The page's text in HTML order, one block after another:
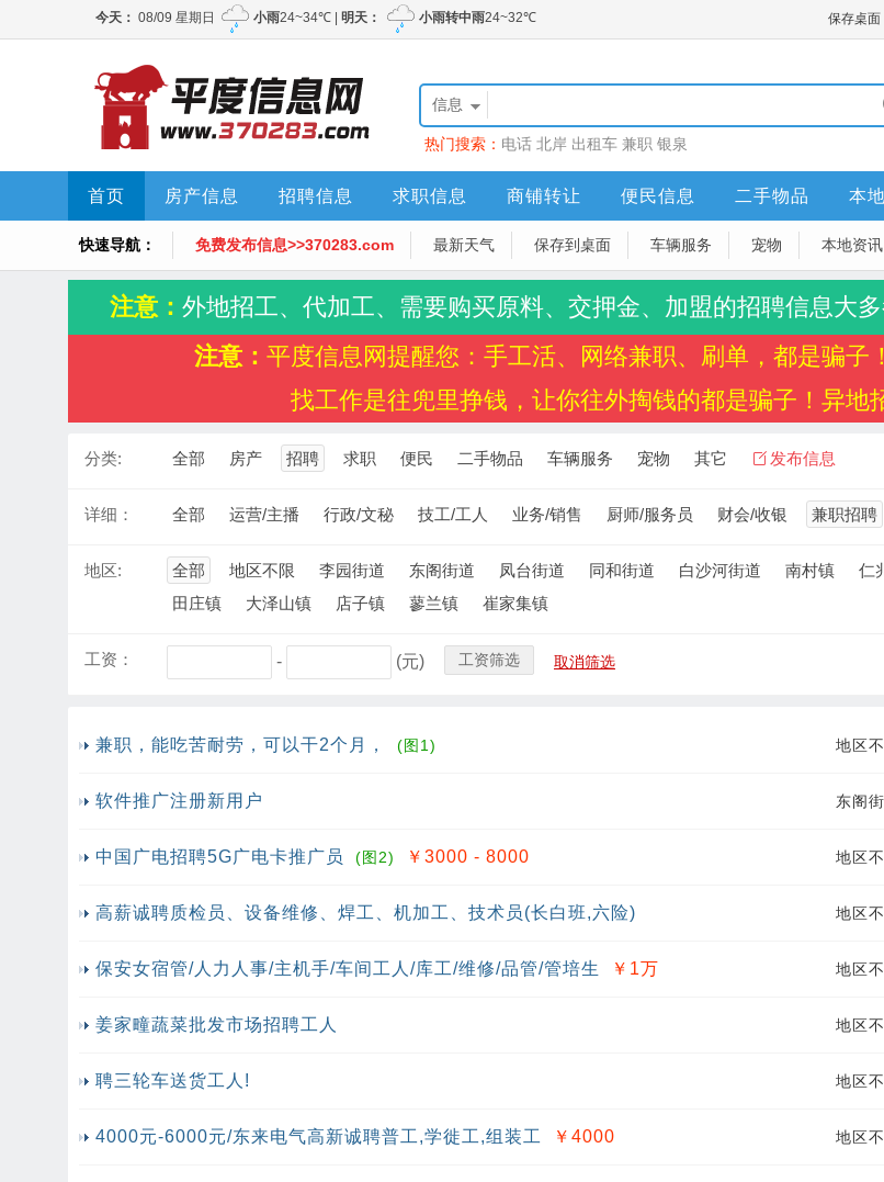
保存桌面
信息
热门搜索： 电话 北岸 出租车 兼职 银泉
首页 房产信息 招聘信息 求职信息 商铺转让 便民信息 二手物品 本
快速导航： 免费发布信息>>370283.com 最新天气 保存到桌面 车辆服务 宠物 本地资讯
注意： 外地招工、代加工、需要购买原料、交押金、加盟的招聘信息大
注意： 平度信息网提醒您：手工活、网络兼职、刷单，都是骗子
找工作是往兜里挣钱，让你往外掏钱的都是骗子！异地
分类: 全部 房产 招聘 求职 便民 二手物品 车辆服务 宠物 其它 发布信息
详细： 全部 运营/主播 行政/文秘 技工/工人 业务/销售 厨师/服务员 财会/收银 兼职招聘
地区: 全部 地区不限 李园街道 东阁街道 凤台街道 同和街道 白沙河街道 南村镇 仁
田庄镇
大泽山镇 店子镇 蓼兰镇 崔家集镇
工资： - (元) 工资筛选 取消筛选
兼职，能吃苦耐劳，可以干2个月， (图1) 地区
软件推广注册新用户 东阁
中国广电招聘5G广电卡推广员 (图2) ￥3000 - 8000 地区
高薪诚聘质检员、设备维修、焊工、机加工、技术员(长白班,六险) 地区
保安女宿管/人力人事/主机手/车间工人/库工/维修/品管/管培生 ￥1万 地区
姜家疃蔬菜批发市场招聘工人 地区
聘三轮车送货工人! 地区
4000元-6000元/东来电气高新诚聘普工,学徙工,组装工 ￥4000 地区